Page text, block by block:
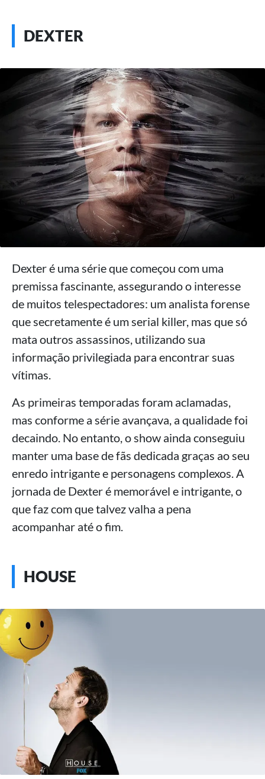
DEXTER
Dexter é uma série que começou com uma
premissa fascinante, assegurando o interesse
de muitos telespectadores: um analista forense
que secretamente é um serial killer, mas que só
mata outros assassinos, utilizando sua
informação privilegiada para encontrar suas
vítimas.
As primeiras temporadas foram aclamadas,
mas conforme a série avançava, a qualidade foi
decaindo. No entanto, o show ainda conseguiu
manter uma base de fãs dedicada graças ao seu
enredo intrigante e personagens complexos. A
jornada de Dexter é memorável e intrigante, o
que faz com que talvez valha a pena
acompanhar até o fim.
HOUSE